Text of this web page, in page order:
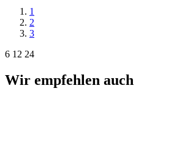
1
2
3
6 12 24
Wir empfehlen auch